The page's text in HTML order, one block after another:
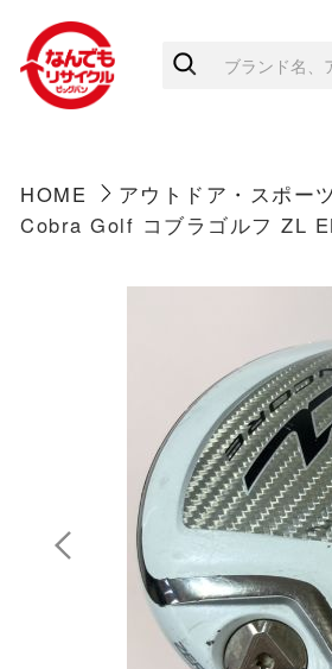
HOME アウトドア・スポーツ
Cobra Golf コブラゴルフ ZL